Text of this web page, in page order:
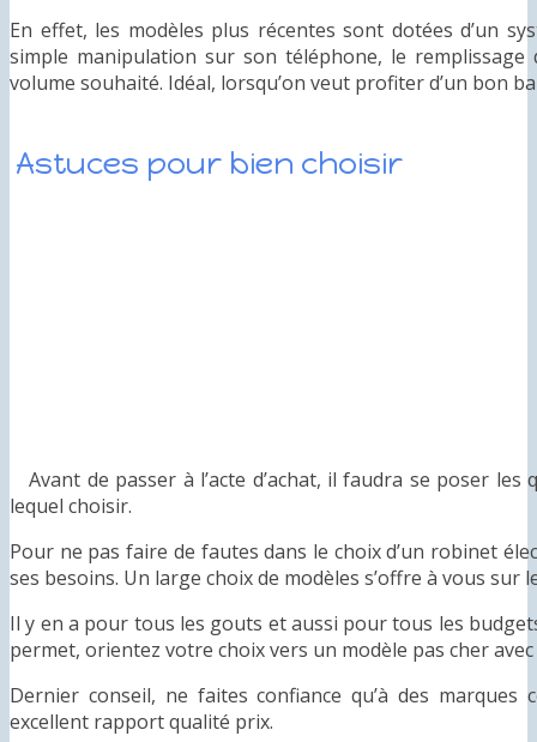
En effet, les modèles plus récentes sont dotées d’un
simple manipulation sur son téléphone, le
volume souhaité. Idéal, lorsqu’on veut profiter d’un bon
Astuces pour bien choisir
Avant de passer à l’acte d’achat, il faudra se poser
lequel choisir.
Pour ne pas faire de fautes dans le choix d’un robinet
ses besoins. Un large choix de modèles s’offre à vous sur
Il y en a pour tous les gouts et aussi pour tous les
permet, orientez votre choix vers un modèle pas cher
Dernier conseil, ne faites confiance qu’à des
excellent rapport qualité prix.